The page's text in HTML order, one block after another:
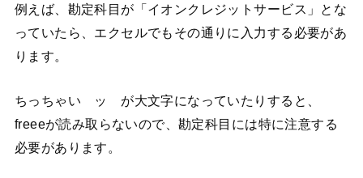
例えば、勘定科目が「イオンクレジットサービス」とな
っていたら、エクセルでもその通りに入力する必要があ
ります。
ちっちゃい ッ が大文字になっていたりすると、
freeeが読み取らないので、勘定科目には特に注意する
必要があります。